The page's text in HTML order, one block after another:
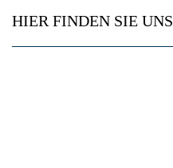
HIER FINDEN SIE UNS